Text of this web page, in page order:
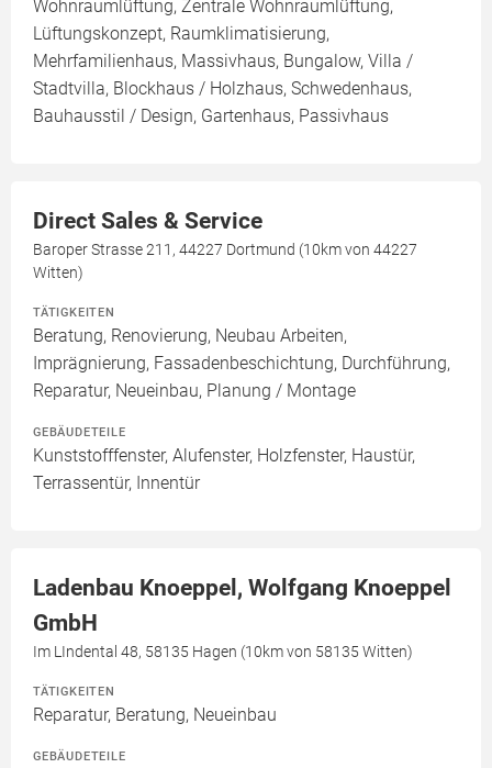
Wohnraumlüftung, Zentrale Wohnraumlüftung,
Lüftungskonzept, Raumklimatisierung,
Mehrfamilienhaus, Massivhaus, Bungalow, Villa /
Stadtvilla, Blockhaus / Holzhaus, Schwedenhaus,
Bauhausstil / Design, Gartenhaus, Passivhaus
Direct Sales & Service
Baroper Strasse 211, 44227 Dortmund (10km von 44227
Witten)
TÄTIGKEITEN
Beratung, Renovierung, Neubau Arbeiten,
Imprägnierung, Fassadenbeschichtung, Durchführung,
Reparatur, Neueinbau, Planung / Montage
GEBÄUDETEILE
Kunststofffenster, Alufenster, Holzfenster, Haustür,
Terrassentür, Innentür
Ladenbau Knoeppel, Wolfgang Knoeppel
GmbH
Im LIndental 48, 58135 Hagen (10km von 58135 Witten)
TÄTIGKEITEN
Reparatur, Beratung, Neueinbau
GEBÄUDETEILE